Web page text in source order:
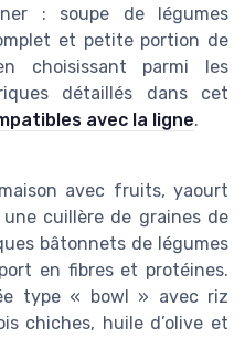
: soupe de légumes
et petite portion de
choisissant parmi les
détaillés dans cet
avec la ligne.
avec fruits, yaourt
cuillère de graines de
bâtonnets de légumes
en fibres et protéines.
type « bowl » avec riz
chiches, huile d’olive et